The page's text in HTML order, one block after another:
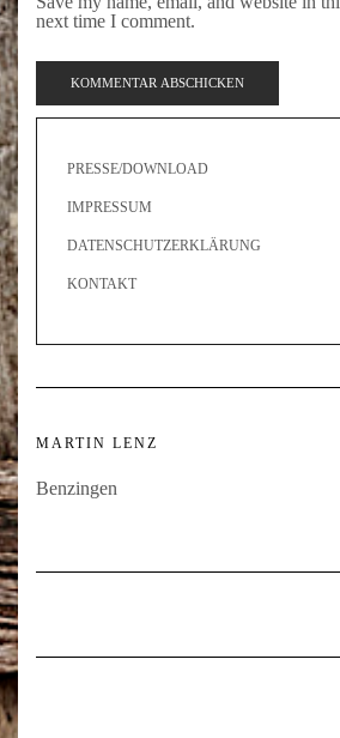
next time I comment.
PRESSE/DOWNLOAD
IMPRESSUM
DATENSCHUTZERKLÄRUNG
KONTAKT
MARTIN LENZ
Benzingen